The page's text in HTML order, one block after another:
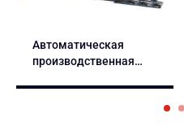
Автоматическая
производственная